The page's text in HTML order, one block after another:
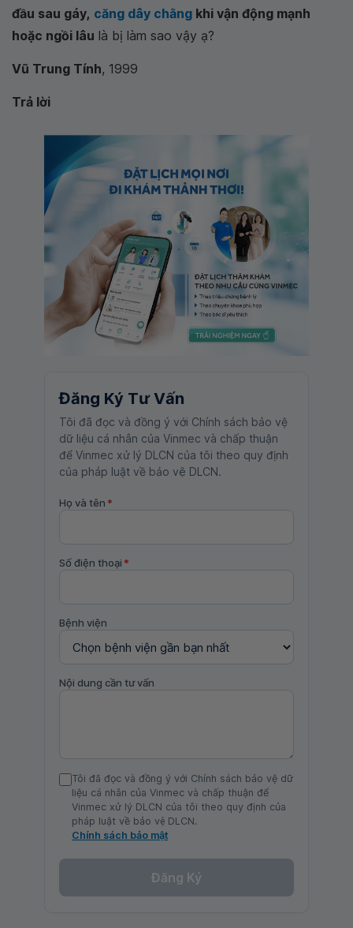
đầu sau gáy, căng dây chằng khi vận động mạnh
hoặc ngồi lâu là bị làm sao vậy ạ?
Vũ Trung Tính, 1999
Trả lời
Đăng Ký Tư Vấn
Tôi đã đọc và đồng ý với Chính sách bảo vệ
dữ liệu cá nhân của Vinmec và chấp thuận
để Vinmec xử lý DLCN của tôi theo quy định
của pháp luật về bảo vệ DLCN.
Họ và tên *
Số điện thoại *
Bệnh viện
Nội dung cần tư vấn
Tôi đã đọc và đồng ý với Chính sách bảo vệ dữ
liệu cá nhân của Vinmec và chấp thuận để
Vinmec xử lý DLCN của tôi theo quy định của
pháp luật về bảo vệ DLCN.
Chính sách bảo mật
Đăng Ký